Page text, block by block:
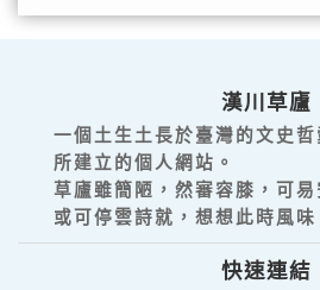
漢川草廬
一個土生土長於臺灣的文史哲
所建立的個人網站。
草廬雖簡陋，然審容膝，可易
或可停雲詩就，想想此時風味
快速連結